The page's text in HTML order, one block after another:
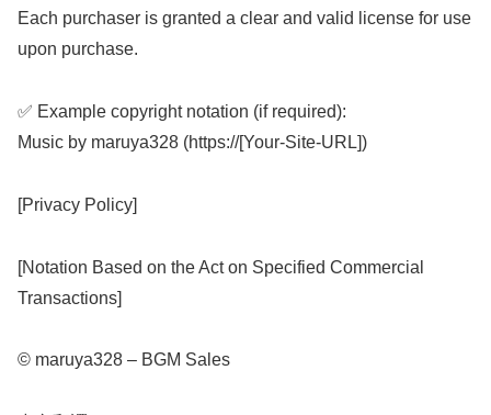
Each purchaser is granted a clear and valid license for use
upon purchase.
✅ Example copyright notation (if required):
Music by maruya328 (https://[Your-Site-URL])
[Privacy Policy]
[Notation Based on the Act on Specified Commercial
Transactions]
© maruya328 – BGM Sales